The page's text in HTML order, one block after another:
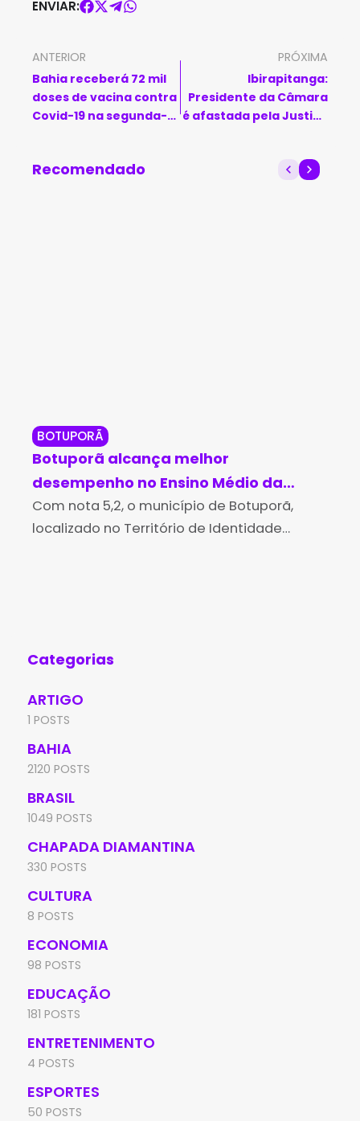
ENVIAR:
ANTERIOR
Bahia receberá 72 mil
doses de vacina contra
Covid-19 na segunda-
PRÓXIMA
Ibirapitanga:
Presidente da Câmara
é afastada pela Justiça
Recomendado
BOTUPORÃ
Botuporã alcança melhor
desempenho no Ensino Médio da
Bahia no Ideb 2025
Com nota 5,2, o município de Botuporã,
localizado no Território de Identidade
Categorias
ARTIGO
1 POSTS
BAHIA
2120 POSTS
BRASIL
1049 POSTS
CHAPADA DIAMANTINA
330 POSTS
CULTURA
8 POSTS
ECONOMIA
98 POSTS
EDUCAÇÃO
181 POSTS
ENTRETENIMENTO
4 POSTS
ESPORTES
50 POSTS